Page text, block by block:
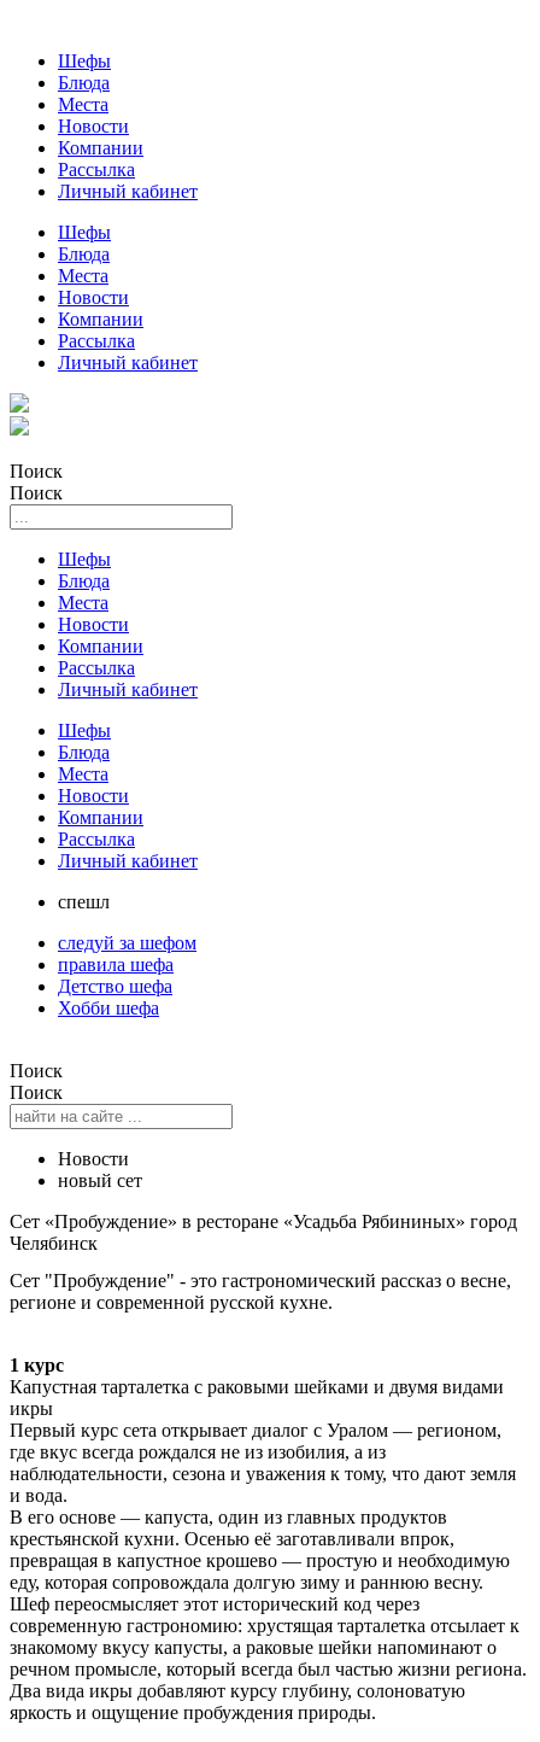
Шефы
Блюда
Места
Новости
Компании
Рассылка
Личный кабинет
Шефы
Блюда
Места
Новости
Компании
Рассылка
Личный кабинет
Поиск
Поиск
Шефы
Блюда
Места
Новости
Компании
Рассылка
Личный кабинет
Шефы
Блюда
Места
Новости
Компании
Рассылка
Личный кабинет
спешл
следуй за шефом
правила шефа
Детство шефа
Хобби шефа
Поиск
Поиск
Новости
новый сет
Сет «Пробуждение» в ресторане «Усадьба Рябининых» город
Челябинск
Сет "Пробуждение" - это гастрономический рассказ о весне,
регионе и современной русской кухне.
1 курс
Капустная тарталетка с раковыми шейками и двумя видами
икры
Первый курс сета открывает диалог с Уралом — регионом,
где вкус всегда рождался не из изобилия, а из
наблюдательности, сезона и уважения к тому, что дают земля
и вода.
В его основе — капуста, один из главных продуктов
крестьянской кухни. Осенью её заготавливали впрок,
превращая в капустное крошево — простую и необходимую
еду, которая сопровождала долгую зиму и раннюю весну.
Шеф переосмысляет этот исторический код через
современную гастрономию: хрустящая тарталетка отсылает к
знакомому вкусу капусты, а раковые шейки напоминают о
речном промысле, который всегда был частью жизни региона.
Два вида икры добавляют курсу глубину, солоноватую
яркость и ощущение пробуждения природы.